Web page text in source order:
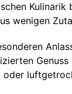
wenigen
oder